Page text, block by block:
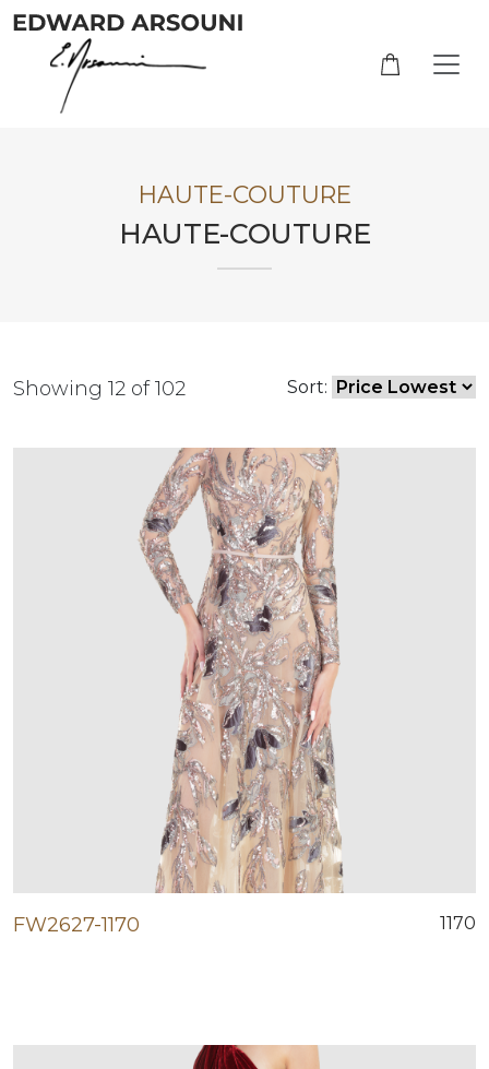
HAUTE-COUTURE
HAUTE-COUTURE
Showing 12 of 102 Sort:
FW2627-1170 1170